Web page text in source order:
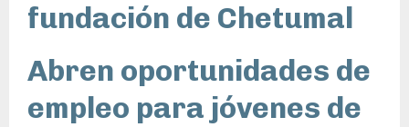
fundación de Chetumal
Abren oportunidades de
empleo para jóvenes de